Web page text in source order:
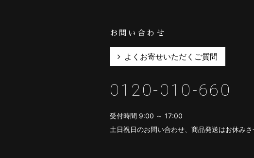
お問い合わせ
よくお寄せいただくご質問
0120-010-660
受付時間 9:00 ～ 17:00
土日祝日のお問い合わせ、商品発送はお休みさ